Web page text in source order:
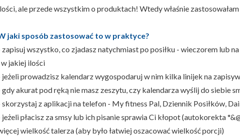
ale przede wszystkim o produktach! Wtedy właśnie
jaki sposób zastosować to w praktyce?
zapisuj wszystko, co zjadasz natychmiast po posiłku - wieczorem lub
w jakiej ilości
jeżeli prowadzisz kalendarz wygospodaruj w nim kilka linijek na
gdy akurat pod ręką nie masz zeszytu, czy kalendarza wyślij do siebie
skorzystaj z aplikacji na telefon - My fitness Pal, Dziennik Posiłków,
jeżeli płacisz za smsy lub ich pisanie sprawia Ci kłopot (autokorekta
wielkość talerza (aby było łatwiej oszacować wielkość porcji)